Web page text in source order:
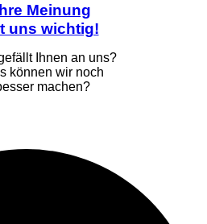
Mei­nung
uns wichtig!
Ihnen an uns?
kön­nen wir noch
machen?